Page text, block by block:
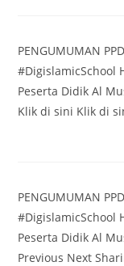
PENGUMUMAN
#DigislamicSchool
Peserta Didik Al
Klik di sini Klik di
PENGUMUMAN
#DigislamicSchool
Peserta Didik Al
Previous Next